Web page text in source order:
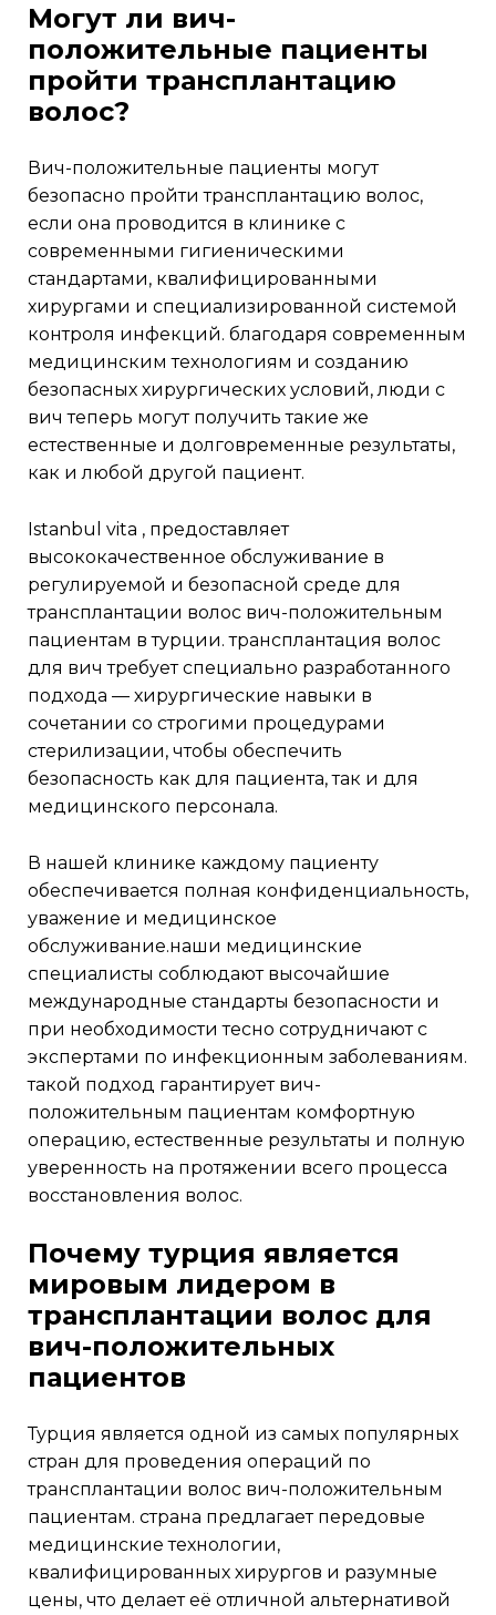
могут ли вич-
положительные пациенты
пройти трансплантацию
волос?
вич-положительные пациенты могут
безопасно пройти трансплантацию волос,
если она проводится в клинике с
современными гигиеническими
стандартами, квалифицированными
хирургами и специализированной системой
контроля инфекций. благодаря современным
медицинским технологиям и созданию
безопасных хирургических условий, люди с
вич теперь могут получить такие же
естественные и долговременные результаты,
как и любой другой пациент.
istanbul vita , предоставляет
высококачественное обслуживание в
регулируемой и безопасной среде для
трансплантации волос вич-положительным
пациентам в турции. трансплантация волос
для вич требует специально разработанного
подхода — хирургические навыки в
сочетании со строгими процедурами
стерилизации, чтобы обеспечить
безопасность как для пациента, так и для
медицинского персонала.
в нашей клинике каждому пациенту
обеспечивается полная конфиденциальность,
уважение и медицинское
обслуживание.наши медицинские
специалисты соблюдают высочайшие
международные стандарты безопасности и
при необходимости тесно сотрудничают с
экспертами по инфекционным заболеваниям.
такой подход гарантирует вич-
положительным пациентам комфортную
операцию, естественные результаты и полную
уверенность на протяжении всего процесса
восстановления волос.
почему турция является
мировым лидером в
трансплантации волос для
вич-положительных
пациентов
турция является одной из самых популярных
стран для проведения операций по
трансплантации волос вич-положительным
пациентам. страна предлагает передовые
медицинские технологии,
квалифицированных хирургов и разумные
цены, что делает её отличной альтернативой